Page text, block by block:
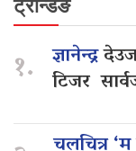
ट्रेन्डिङ
१. ज्ञानेन्द्र
टिजर